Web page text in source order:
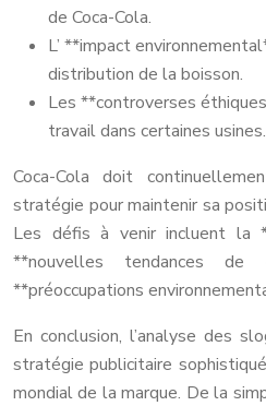
de Coca-Cola.
L’ **impact
distribution de la boisson.
Les **controverses
travail dans certaines usines.
Coca-Cola doit
stratégie pour maintenir sa
Les défis à venir incluent la
**nouvelles tendances de
**préoccupations
En conclusion, l’analyse des
stratégie publicitaire
mondial de la marque. De la